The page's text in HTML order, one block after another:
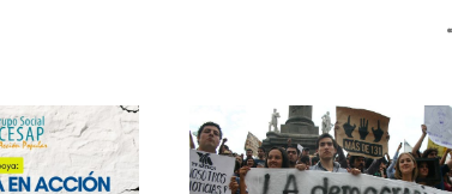
Resiliencia
en
Acción:
La
incidencia
juvenil